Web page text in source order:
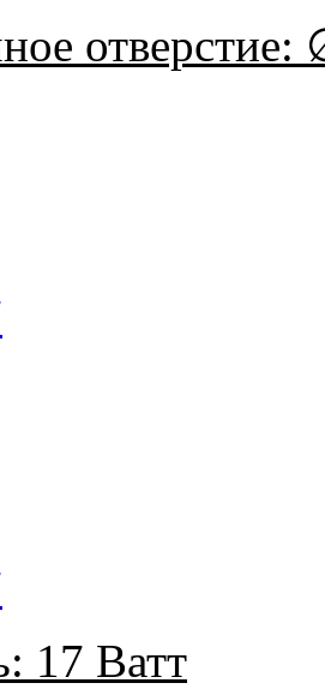
отверстие:
17 Ватт